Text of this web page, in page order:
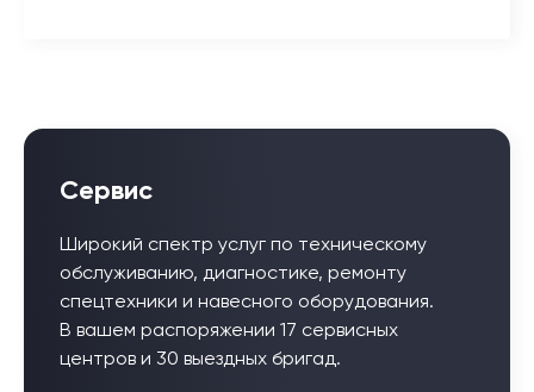
Сервис
Широкий спектр услуг по техническому
обслуживанию, диагностике, ремонту
спецтехники и навесного оборудования.
В вашем распоряжении 17 сервисных
центров и 30 выездных бригад.